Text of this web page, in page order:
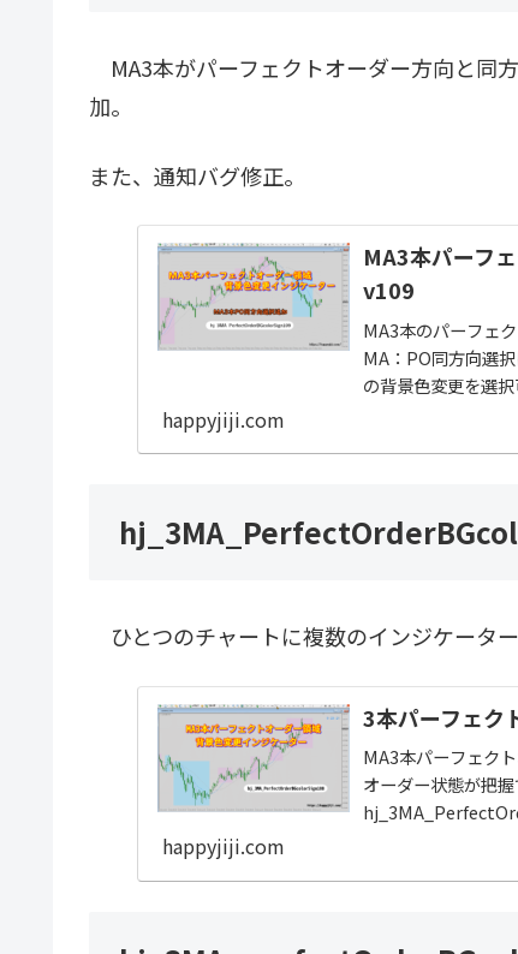
MA3本がパーフェクトオーダー方向と同
加。
また、通知バグ修正。
MA3本パーフ
v109
MA3本のパーフェ
MA：PO同方向選
の背景色変更を選
happyjiji.com
ひとつのチャートに複数のインジケータ
3本パーフェク
MA3本パーフェク
オーダー状態が把
happyjiji.com